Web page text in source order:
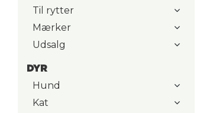
Til rytter
Mærker
Udsalg
DYR
Hund
Kat